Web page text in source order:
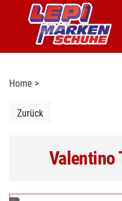
Home >
Zurück
Valentino